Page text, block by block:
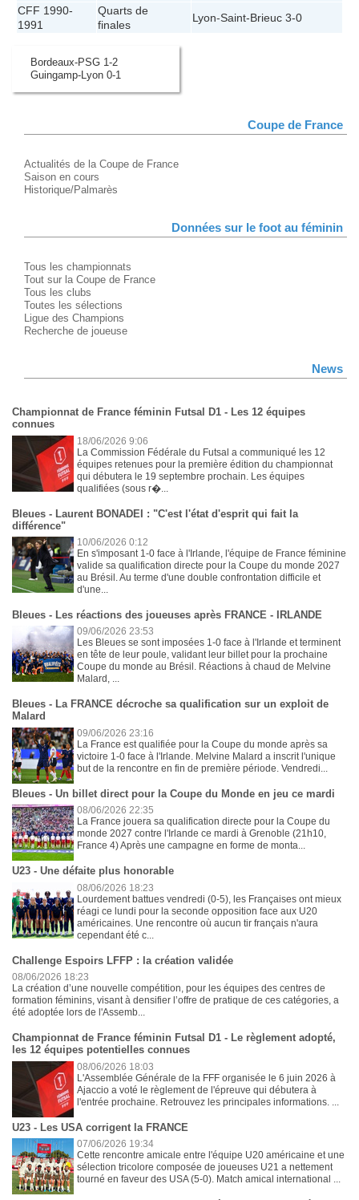
CFF 1990-
1991
Quarts de
finales
Lyon-Saint-Brieuc 3-0
Bordeaux-PSG 1-2
Guingamp-Lyon 0-1
Coupe de France
Actualités de la Coupe de France
Saison en cours
Historique/Palmarès
Données sur le foot au féminin
Tous les championnats
Tout sur la Coupe de France
Tous les clubs
Toutes les sélections
Ligue des Champions
Recherche de joueuse
News
Championnat de France féminin Futsal D1 - Les 12 équipes
connues
18/06/2026 9:06
La Commission Fédérale du Futsal a communiqué les 12
équipes retenues pour la première édition du championnat
qui débutera le 19 septembre prochain. Les équipes
qualifiées (sous r�...
Bleues - Laurent BONADEI : "C'est l'état d'esprit qui fait la
différence"
10/06/2026 0:12
En s'imposant 1-0 face à l'Irlande, l'équipe de France féminine
valide sa qualification directe pour la Coupe du monde 2027
au Brésil. Au terme d'une double confrontation difficile et
d'une...
Bleues - Les réactions des joueuses après FRANCE - IRLANDE
09/06/2026 23:53
Les Bleues se sont imposées 1-0 face à l'Irlande et terminent
en tête de leur poule, validant leur billet pour la prochaine
Coupe du monde au Brésil. Réactions à chaud de Melvine
Malard, ...
Bleues - La FRANCE décroche sa qualification sur un exploit de
Malard
09/06/2026 23:16
La France est qualifiée pour la Coupe du monde après sa
victoire 1-0 face à l'Irlande. Melvine Malard a inscrit l'unique
but de la rencontre en fin de première période. Vendredi...
Bleues - Un billet direct pour la Coupe du Monde en jeu ce mardi
08/06/2026 22:35
La France jouera sa qualification directe pour la Coupe du
monde 2027 contre l'Irlande ce mardi à Grenoble (21h10,
France 4) Après une campagne en forme de monta...
U23 - Une défaite plus honorable
08/06/2026 18:23
Lourdement battues vendredi (0-5), les Françaises ont mieux
réagi ce lundi pour la seconde opposition face aux U20
américaines. Une rencontre où aucun tir français n'aura
cependant été c...
Challenge Espoirs LFFP : la création validée
08/06/2026 18:23
La création d’une nouvelle compétition, pour les équipes des centres de
formation féminins, visant à densifier l’offre de pratique de ces catégories, a
été adoptée lors de l'Assemb...
Championnat de France féminin Futsal D1 - Le règlement adopté,
les 12 équipes potentielles connues
08/06/2026 18:03
L'Assemblée Générale de la FFF organisée le 6 juin 2026 à
Ajaccio a voté le règlement de l'épreuve qui débutera à
l'entrée prochaine. Retrouvez les principales informations. ...
U23 - Les USA corrigent la FRANCE
07/06/2026 19:34
Cette rencontre amicale entre l'équipe U20 américaine et une
sélection tricolore composée de joueuses U21 a nettement
tourné en faveur des USA (5-0). Match amical international ...